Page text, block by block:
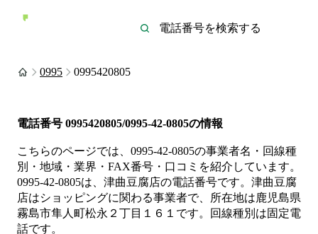
0995 0995420805
電話番号 0995420805/0995-42-0805の情報
こちらのページでは、 0995-42-0805の事業者名・回線種
別・地域・業界・FAX番号・口コミを紹介しています。
0995-42-0805は、 津曲豆腐店の電話番号です。 津曲豆腐
店はショッピングに関わる事業者で、所在地は鹿児島県
霧島市隼人町松永２丁目１６１ です。 回線種別は固定電
話です。